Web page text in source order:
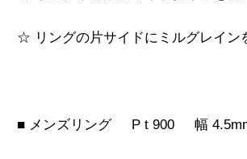
☆ リングの片サイドにミルグレイン
■ メンズリング P t 900 幅